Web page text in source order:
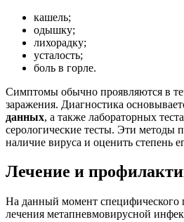
кашель;
одышку;
лихорадку;
усталость;
боль в горле.
Симптомы обычно проявляются в
заражения. Диагностика
данных, а также лабораторных
серологические тесты. Эти методы
наличие вируса и оценить степень
Лечение и
На данный момент специфического
лечения метапневмовирусной